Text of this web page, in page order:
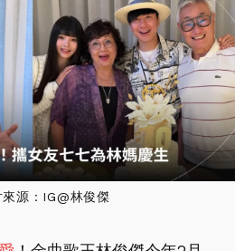
源：IG@林俊傑